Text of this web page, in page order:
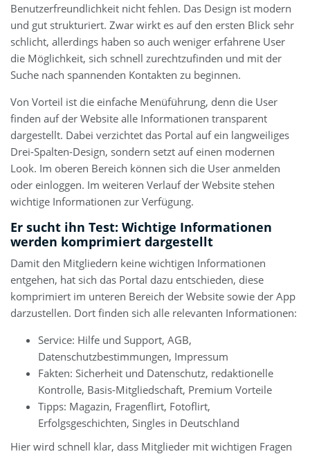
Benutzerfreundlichkeit nicht fehlen. Das Design ist modern
und gut strukturiert. Zwar wirkt es auf den ersten Blick sehr
schlicht, allerdings haben so auch weniger erfahrene User
die Möglichkeit, sich schnell zurechtzufinden und mit der
Suche nach spannenden Kontakten zu beginnen.
Von Vorteil ist die einfache Menüführung, denn die User
finden auf der Website alle Informationen transparent
dargestellt. Dabei verzichtet das Portal auf ein langweiliges
Drei-Spalten-Design, sondern setzt auf einen modernen
Look. Im oberen Bereich können sich die User anmelden
oder einloggen. Im weiteren Verlauf der Website stehen
wichtige Informationen zur Verfügung.
Er sucht ihn Test: Wichtige Informationen
werden komprimiert dargestellt
Damit den Mitgliedern keine wichtigen Informationen
entgehen, hat sich das Portal dazu entschieden, diese
komprimiert im unteren Bereich der Website sowie der App
darzustellen. Dort finden sich alle relevanten Informationen:
Service: Hilfe und Support, AGB,
Datenschutzbestimmungen, Impressum
Fakten: Sicherheit und Datenschutz, redaktionelle
Kontrolle, Basis-Mitgliedschaft, Premium Vorteile
Tipps: Magazin, Fragenflirt, Fotoflirt,
Erfolgsgeschichten, Singles in Deutschland
Hier wird schnell klar, dass Mitglieder mit wichtigen Fragen